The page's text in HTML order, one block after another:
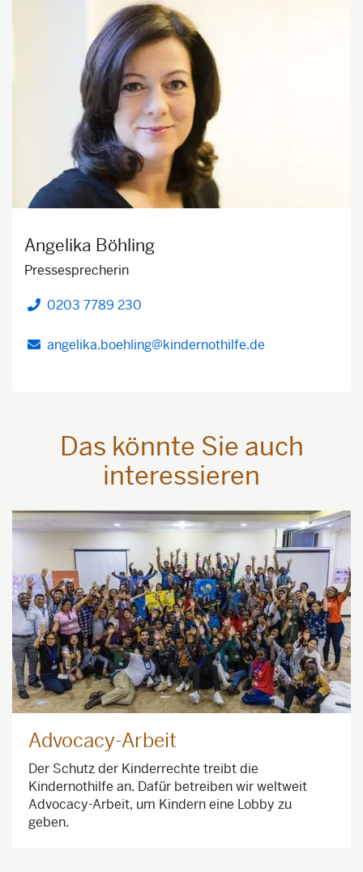
Angelika Böhling
Pressesprecherin
Telefon
0203 7789 230
angelika.boehling@kindernothilfe.de
Das könnte Sie auch
interessieren
Advocacy-Arbeit
Der Schutz der Kinderrechte treibt die
Kindernothilfe an. Dafür betreiben wir weltweit
Advocacy-Arbeit, um Kindern eine Lobby zu
geben.